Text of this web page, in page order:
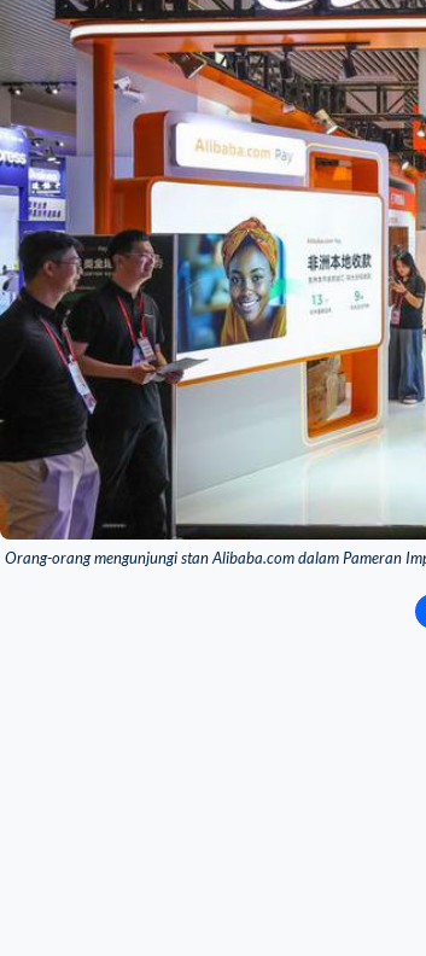
Orang-orang mengunjungi stan Alibaba.com dalam Pameran